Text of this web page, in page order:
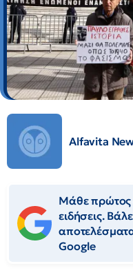
Alfavita
Μάθε πρώτος
ειδήσεις.
Google